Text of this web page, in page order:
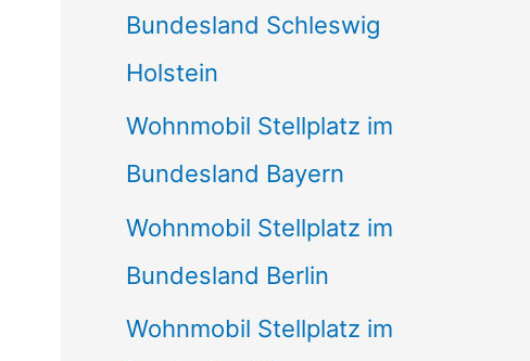
:Bundesland Schleswig
Holstein
Wohnmobil Stellplatz im
Bundesland Bayern
Wohnmobil Stellplatz im
Bundesland Berlin
Wohnmobil Stellplatz im